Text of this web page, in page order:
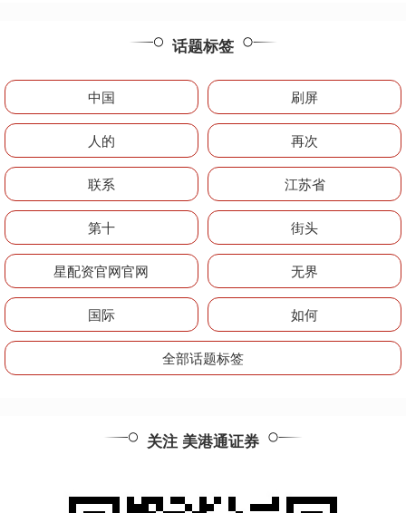
话题标签
中国 刷屏
人的 再次
联系 江苏省
第十 街头
星配资官网官网 无界
国际 如何
全部话题标签
关注 美港通证券